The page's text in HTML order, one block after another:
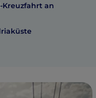
Kreuzfahrt an